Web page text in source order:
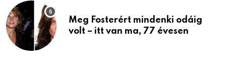
Meg Fosterért mindenki odáig
volt – itt van ma, 77 évesen